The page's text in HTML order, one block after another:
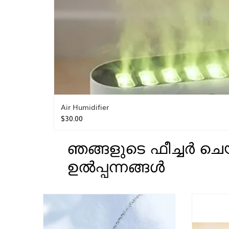
Air Humidifier
Price
$30.00
ഞങ്ങളുടെ ഫീച്ചർ
ഉൽപ്പന്നങ്ങൾ